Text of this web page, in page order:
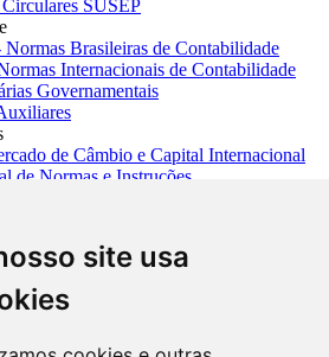
site usa
Circulares SUSEP
Brasileiras de Contabilidade
Internacionais de Contabilidade
Governamentais
de Câmbio e Capital Internacional
de Normas e Instruções
de Títulos e Valores Mobiliários
de Crédito Rural
de Organização do SFN
de Supervisão Bancária
de Documentos
- Classificação Nacional de
do BCB